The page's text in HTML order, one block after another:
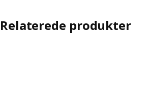
Relaterede produkter